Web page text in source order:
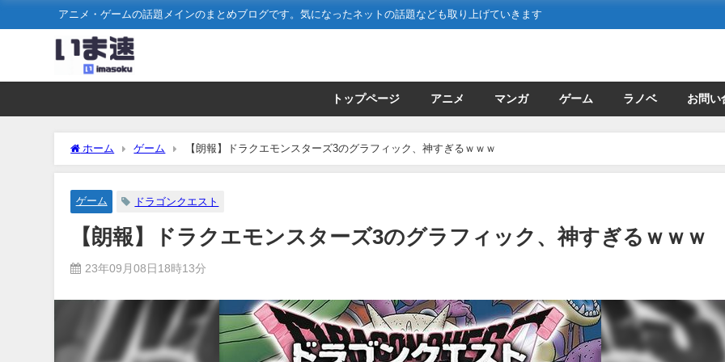
アニメ・ゲームの話題メインのまとめブログです。気になったネットの話題なども取り上げていきます
トップページ アニメ マンガ ゲーム ラノベ お問い
ホーム ゲーム 【朗報】ドラクエモンスターズ3のグラフィック、神すぎるｗｗｗ
ゲーム ドラゴンクエスト
【朗報】ドラクエモンスターズ3のグラフィック、神すぎるｗｗｗ
23年09月08日18時13分